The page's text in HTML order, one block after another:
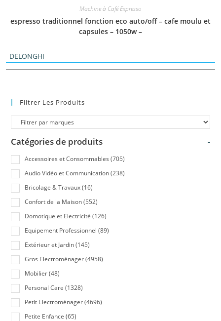
Machine à Café Expresso
espresso traditionnel fonction eco auto/off – cafe moulu et
capsules – 1050w –
DELONGHI
Filtrer Les Produits
Catégories de produits -
Accessoires et Consommables (705)
Audio Vidéo et Communication (238)
Bricolage & Travaux (16)
Confort de la Maison (552)
Domotique et Electricité (126)
Equipement Professionnel (89)
Extérieur et Jardin (145)
Gros Electroménager (4958)
Mobilier (48)
Personal Care (1328)
Petit Electroménager (4696)
Petite Enfance (65)